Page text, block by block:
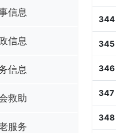
信息
信息
信息
救助
服务
344
345
346
347
348